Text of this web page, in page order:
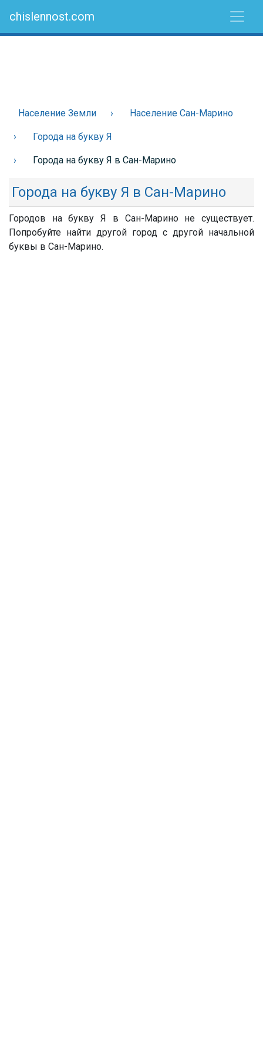
chislennost.com
Население Земли Население Сан-Марино
Города на букву Я
Города на букву Я в Сан-Марино
Города на букву Я в Сан-Марино
Городов на букву Я в Сан-Марино не существует.
Попробуйте найти другой город с другой начальной
буквы в Сан-Марино.